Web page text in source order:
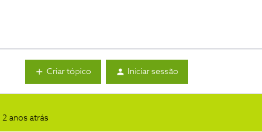
Criar tópico Iniciar sessão
2 anos atrás